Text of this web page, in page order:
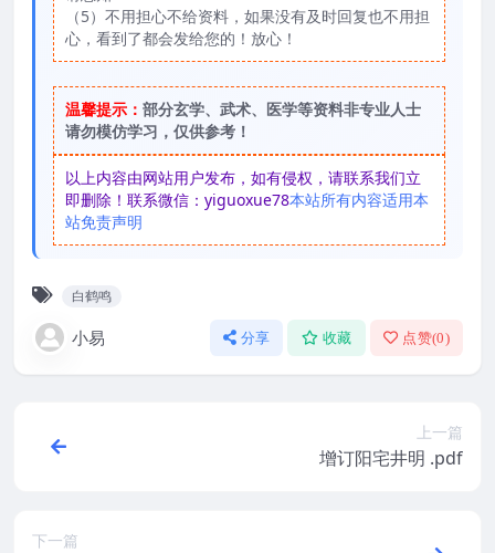
（5）不用担心不给资料，如果没有及时回复也不用担
心，看到了都会发给您的！放心！
温馨提示： 部分玄学、武术、医学等资料非专业人士
请勿模仿学习，仅供参考！
以上内容由网站用户发布，如有侵权，请联系我们立
即删除！联系微信：yiguoxue78本站所有内容适用本
站免责声明
白鹤鸣
小易 分享 收藏 点赞(0)
上一篇
增订阳宅井明 .pdf
下一篇